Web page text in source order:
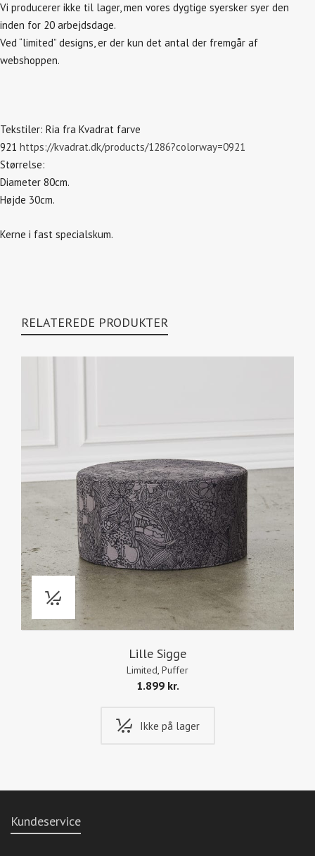
Vi producerer ikke til lager, men vores dygtige syersker syer den
inden for 20 arbejdsdage.
Ved “limited” designs, er der kun det antal der fremgår af
webshoppen.
Tekstiler: Ria fra Kvadrat farve
921 https://kvadrat.dk/products/1286?colorway=0921
Størrelse:
Diameter 80cm.
Højde 30cm.
Kerne i fast specialskum.
RELATEREDE PRODUKTER
Lille Sigge
Limited, Puffer
1.899 kr.
Ikke på lager
Kundeservice